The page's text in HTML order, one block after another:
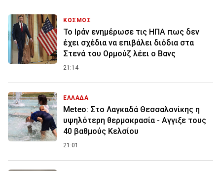
ΚΟΣΜΟΣ
To Ιράν ενημέρωσε τις ΗΠΑ πως δεν
έχει σχέδια να επιβάλει διόδια στα
Στενά του Ορμούζ λέει ο Βανς
21:14
ΕΛΛΑΔΑ
Meteo: Στο Λαγκαδά Θεσσαλονίκης η
υψηλότερη θερμοκρασία - Αγγιξε τους
40 βαθμούς Κελσίου
21:01